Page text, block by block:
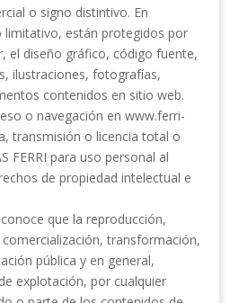
o signo distintivo. En
limitativo, están protegidos por
el diseño gráfico, código fuente,
ilustraciones, fotografías,
contenidos en sitio web.
o navegación en www.ferri-
transmisión o licencia total o
FERRI para uso personal al
de propiedad intelectual e
que la reproducción,
transformación,
pública y en general,
explotación, por cualquier